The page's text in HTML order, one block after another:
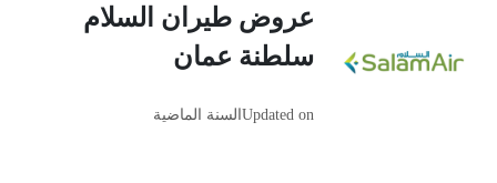
عروض طيران السلام
سلطنة عمان
Updated on السنة الماضية